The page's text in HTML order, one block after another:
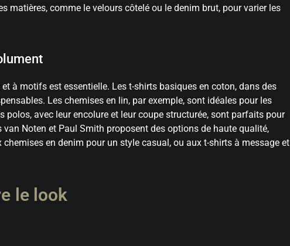
matières, comme le velours côtelé ou le denim brut, pour varier les
à motifs est essentielle. Les t-shirts basiques en coton, dans des
Les chemises en lin, par exemple, sont idéales pour les
avec leur encolure et leur coupe structurée, sont parfaits pour
Noten et Paul Smith proposent des options de haute qualité,
en denim pour un style casual, ou aux t-shirts à message et
le look